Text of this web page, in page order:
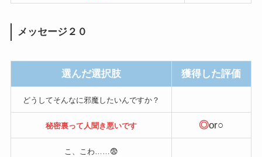
メッセージ２０
選んだ選択肢 獲得した評価
どうしてそんなに邪魔したいんですか？
秘密裏って人聞き悪いです ◎or○
こ、こわ……😨